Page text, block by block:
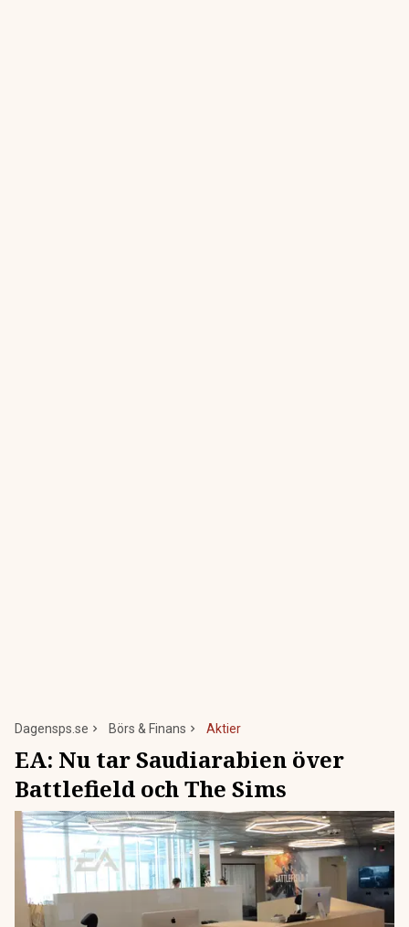
Dagensps.se Börs & Finans Aktier
EA: Nu tar Saudiarabien över
Battlefield och The Sims